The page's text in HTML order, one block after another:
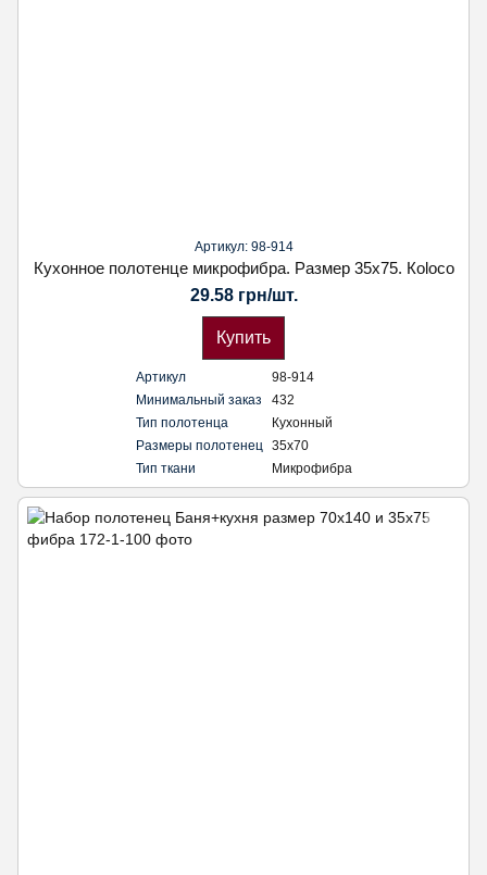
Артикул: 98-914
Кухонное полотенце микрофибра. Размер 35х75. Кoloco
29.58 грн/шт.
Купить
Артикул
98-914
Минимальный заказ
432
Тип полотенца
Кухонный
Размеры полотенец
35х70
Тип ткани
Микрофибра